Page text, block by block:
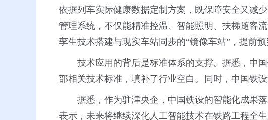
依据列车实际健康数据定制方案，既保障安全又减
管理系统，不仅能精准控温、智能照明、扶梯随客
孪生技术搭建与现实车站同步的“镜像车站”，提前
技术应用的背后是标准体系的支撑。据悉，中
部相关技术标准，填补了行业空白。同时，中国铁
据悉，作为驻津央企，中国铁设的智能化成果
表示，未来将继续深化人工智能技术在铁路工程全